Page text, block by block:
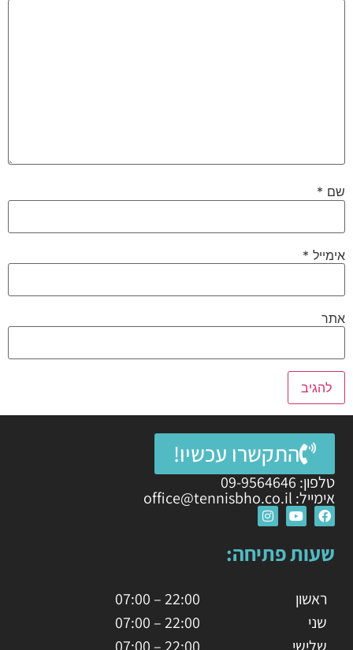
שם *
אימייל *
אתר
התקשרו עכשיו!
טלפון: 09-9564646
אימייל: office@tennisbho.co.il
שעות פתיחה:
ראשון
שני
שלישי
22:00 – 07:00
22:00 – 07:00
22:00 – 07:00